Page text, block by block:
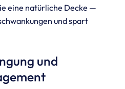
eine natürliche Decke —
und spart
und